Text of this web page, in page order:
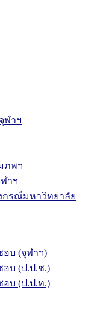
ฬาฯ
ภพฯ
าฯ
กรณ์มหาวิทยาลัย
อบ (จุฬาฯ)
อบ (ป.ป.ช.)
อบ (ป.ป.ท.)